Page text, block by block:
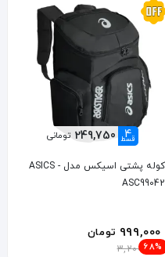
4
قسط 249,750 تومانی
کوله پشتی اسیکس مدل ASICS -
ASC99042
999,000 تومان
3,200,000
68%